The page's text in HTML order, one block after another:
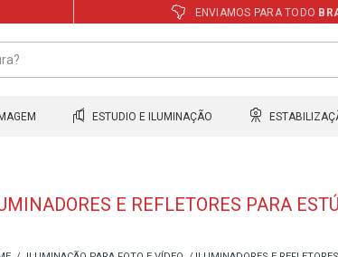
ENVIAMOS PARA TODO
ESTUDIO E ILUMINAÇÃO
E REFLETORES PARA